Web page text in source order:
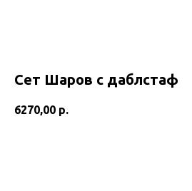
Сет Шаров с даблстаф
6270,00 р.